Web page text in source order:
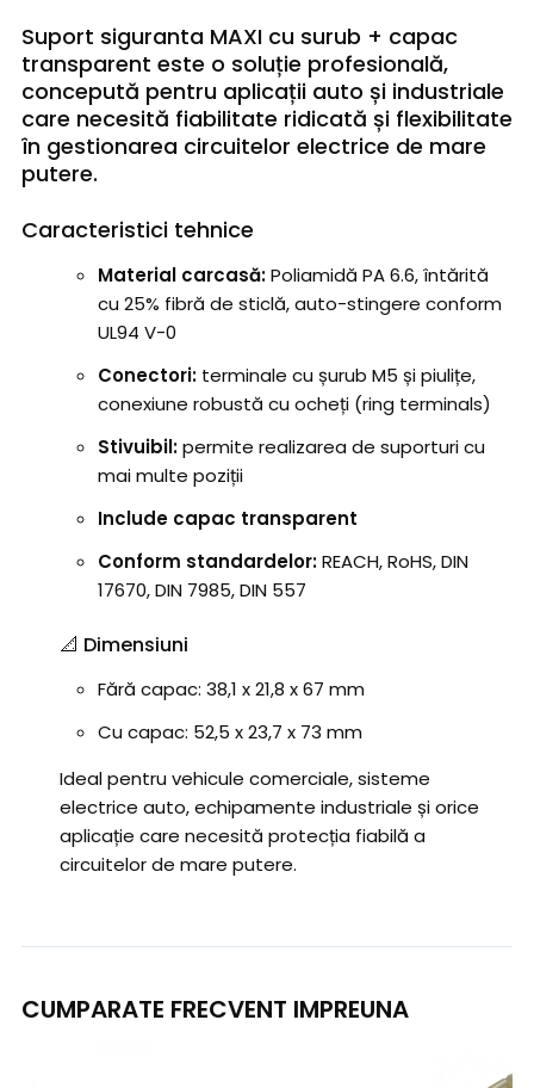
Suport siguranta MAXI cu surub + capac
transparent este o soluție profesională,
concepută pentru aplicații auto și industriale
care necesită fiabilitate ridicată și flexibilitate
în gestionarea circuitelor electrice de mare
putere.
Caracteristici tehnice
Material carcasă:Poliamidă PA 6.6, întărită
cu 25% fibră de sticlă, auto-stingere conform
UL94 V-0
Conectori: terminale cu șurub M5 și piulițe,
conexiune robustă cu ocheți (ring terminals)
Stivuibil:permite realizarea de suporturi cu
mai multe poziții
Include capac transparent
Conform standardelor:REACH, RoHS, DIN
17670, DIN 7985, DIN 557
📐 Dimensiuni
Fără capac: 38,1 x 21,8 x 67 mm
Cu capac: 52,5 x 23,7 x 73 mm
Ideal pentru vehicule comerciale, sisteme
electrice auto, echipamente industriale și orice
aplicație care necesită protecția fiabilă a
circuitelor de mare putere.
CUMPARATE FRECVENT IMPREUNA